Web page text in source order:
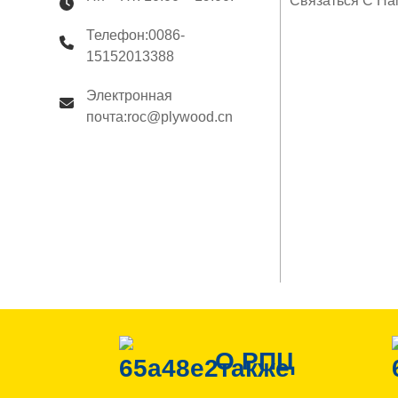
Телефон:0086-
15152013388
Электронная
почта:roc@plywood.cn
О РПЦ